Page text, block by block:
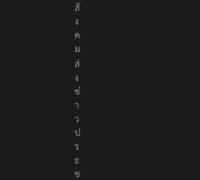
สั
ง
ค
ม
ส่
ง
ข่
า
ว
ป
ร
ะ
ช